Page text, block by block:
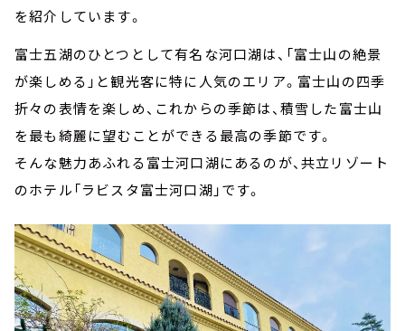
を紹介しています。
富士五湖のひとつとして有名な河口湖は、「富士山の絶景
が楽しめる」と観光客に特に人気のエリア。富士山の四季
折々の表情を楽しめ、これからの季節は、積雪した富士山
を最も綺麗に望むことができる最高の季節です。
そんな魅力あふれる富士河口湖にあるのが、共立リゾート
のホテル「ラビスタ富士河口湖」です。